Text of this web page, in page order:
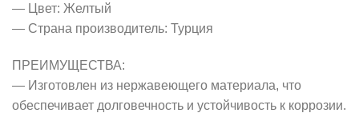
— Цвет: Желтый
— Страна производитель: Турция
ПРЕИМУЩЕСТВА:
— Изготовлен из нержавеющего материала, что
обеспечивает долговечность и устойчивость к коррозии.